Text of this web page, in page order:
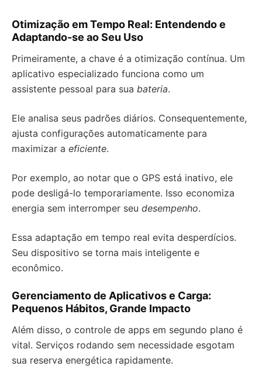
Otimização em Tempo Real: Entendendo e
Adaptando-se ao Seu Uso
Primeiramente, a chave é a otimização contínua. Um
aplicativo especializado funciona como um
assistente pessoal para sua bateria.
Ele analisa seus padrões diários. Consequentemente,
ajusta configurações automaticamente para
maximizar a eficiente.
Por exemplo, ao notar que o GPS está inativo, ele
pode desligá-lo temporariamente. Isso economiza
energia sem interromper seu desempenho.
Essa adaptação em tempo real evita desperdícios.
Seu dispositivo se torna mais inteligente e
econômico.
Gerenciamento de Aplicativos e Carga:
Pequenos Hábitos, Grande Impacto
Além disso, o controle de apps em segundo plano é
vital. Serviços rodando sem necessidade esgotam
sua reserva energética rapidamente.